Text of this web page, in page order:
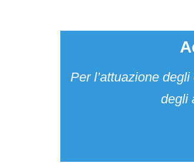
Per l’attuazione
degli